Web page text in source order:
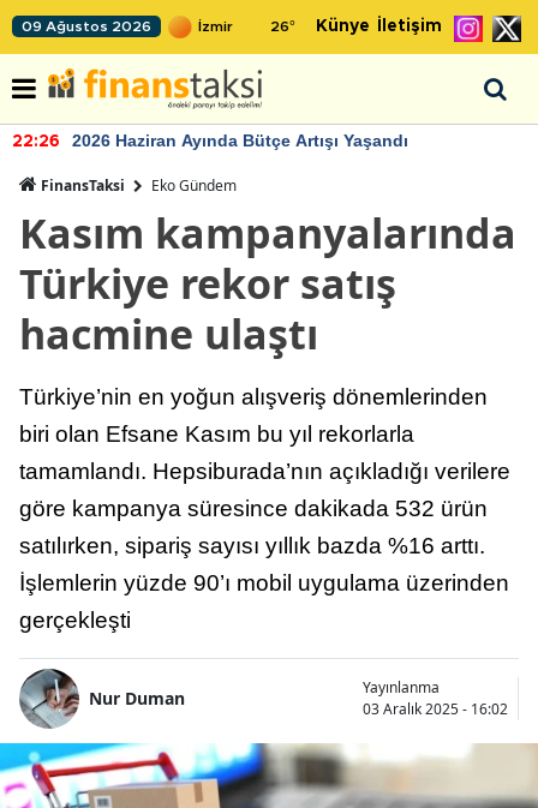
09 Ağustos 2026 26° Künye İletişim
22:26 2026 Haziran Ayında Bütçe Artışı Yaşandı
FinansTaksi Eko Gündem
Kasım kampanyalarında
Türkiye rekor satış
hacmine ulaştı
Türkiye’nin en yoğun alışveriş dönemlerinden
biri olan Efsane Kasım bu yıl rekorlarla
tamamlandı. Hepsiburada’nın açıkladığı verilere
göre kampanya süresince dakikada 532 ürün
satılırken, sipariş sayısı yıllık bazda %16 arttı.
İşlemlerin yüzde 90’ı mobil uygulama üzerinden
gerçekleşti
Nur Duman
Yayınlanma
03 Aralık 2025 - 16:02